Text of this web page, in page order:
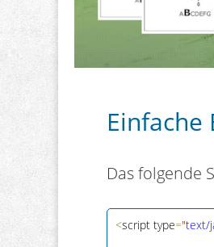
Das folgende
<script type="text/